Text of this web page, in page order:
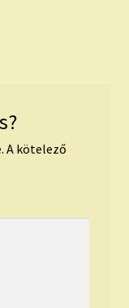
A kötelező